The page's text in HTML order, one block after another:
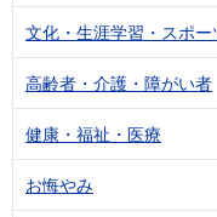
文化・生涯学習・スポー
高齢者・介護・障がい者
健康・福祉・医療
お悔やみ